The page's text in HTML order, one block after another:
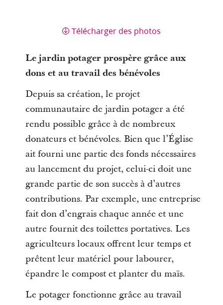
Télécharger des photos
Le jardin potager prospère grâce aux
dons et au travail des bénévoles
Depuis sa création, le projet
communautaire de jardin potager a été
rendu possible grâce à de nombreux
donateurs et bénévoles. Bien que l’Église
ait fourni une partie des fonds nécessaires
au lancement du projet, celui-ci doit une
grande partie de son succès à d’autres
contributions. Par exemple, une entreprise
fait don d’engrais chaque année et une
autre fournit des toilettes portatives. Les
agriculteurs locaux offrent leur temps et
prêtent leur matériel pour labourer,
épandre le compost et planter du maïs.
Le potager fonctionne grâce au travail